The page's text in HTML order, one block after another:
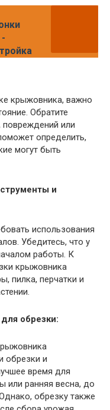
крыжовника, важно
Обратите
повреждений или
определить,
могут быть
и
использования
Убедитесь, что у
работы. К
крыжовника
пилка, перчатки и
обрезки:
обрезки и
время для
или ранняя весна, до
обрезку также